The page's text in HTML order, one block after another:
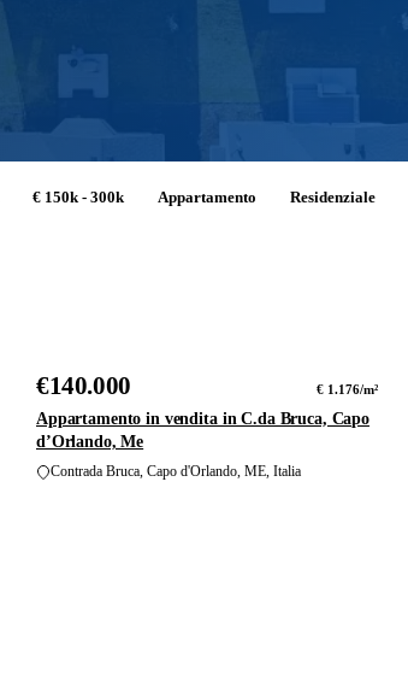
€ 150k - 300k Appartamento Residenziale
VENDITA
€140.000 € 1.176/m²
Appartamento in vendita in C.da Bruca, Capo
d’Orlando, Me
Contrada Bruca, Capo d'Orlando, ME, Italia